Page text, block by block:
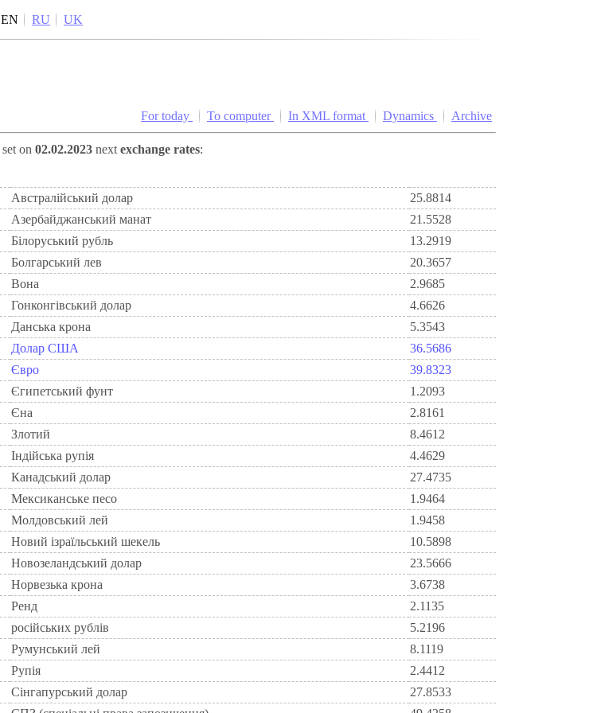
EN RU UK
For today To computer In XML format Dynamics Archive
set on 02.02.2023 next exchange rates:
Австралійський долар
25.8814
Азербайджанський манат
21.5528
Бiлоруський рубль
13.2919
Болгарський лев
20.3657
Вона
2.9685
Гонконгівський долар
4.6626
Данська крона
5.3543
Долар США
36.5686
Євро
39.8323
Єгипетський фунт
1.2093
Єна
2.8161
Злотий
8.4612
Індійська рупія
4.4629
Канадський долар
27.4735
Мексиканське песо
1.9464
Молдовський лей
1.9458
Новий ізраїльський шекель
10.5898
Новозеландський долар
23.5666
Норвезька крона
3.6738
Ренд
2.1135
російських рублів
5.2196
Румунський лей
8.1119
Рупія
2.4412
Сінгапурський долар
27.8533